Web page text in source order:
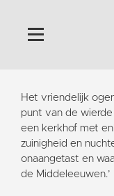
Home
Algemeen
Historie
Omgeving
Het Grootste
Het vriendelijk
punt van de
een kerkhof met
zuinigheid en
onaangetast en
de Middeleeuwen.’